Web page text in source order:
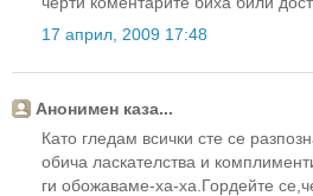
17 април, 2009 17:48
Анонимен каза...
Като гледам всички сте се
обича ласкателства и
ги обожаваме-ха-ха.Гордейте